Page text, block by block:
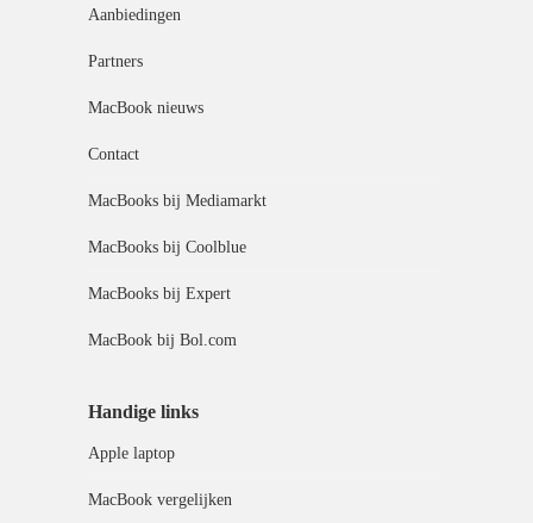
Aanbiedingen
Partners
MacBook nieuws
Contact
MacBooks bij Mediamarkt
MacBooks bij Coolblue
MacBooks bij Expert
MacBook bij Bol.com
Handige links
Apple laptop
MacBook vergelijken